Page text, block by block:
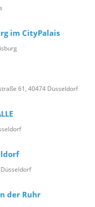
im CityPalais
61, 40474 Düsseldorf
der Ruhr